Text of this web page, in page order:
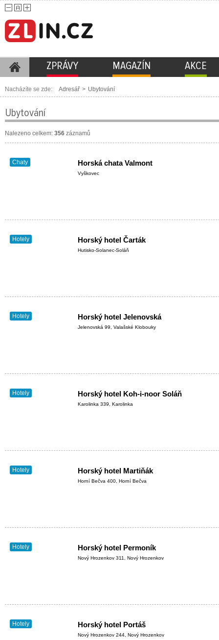
ZPRÁVY MAGAZÍN AKCE
Nacházíte se zde: Adresář > Ubytování
Ubytování
Nalezeno celkem: 356 záznamů
Chaty Horská chata Valmont
Vyškovec
Hotely Horský hotel Čarták
Hutisko-Solanec-Soláň
Hotely Horský hotel Jelenovská
Jelenovská 99, Valašské Klobouky
Hotely Horský hotel Koh-i-noor Soláň
Karolinka 339, Karolinka
Hotely Horský hotel Martiňák
Horní Bečva 400, Horní Bečva
Hotely Horský hotel Permoník
Nový Hrozenkov 311, Nový Hrozenkov
Hotely Horský hotel Portáš
Nový Hrozenkov 244, Nový Hrozenkov